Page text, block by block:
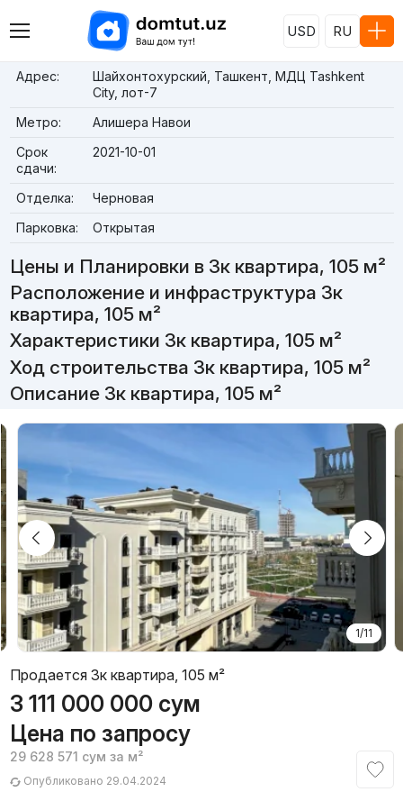
USD RU
Адрес:
Шайхонтохурский, Ташкент, МДЦ Tashkent
City, лот-7
Метро:
Алишера Навои
Срок
сдачи:
2021-10-01
Отделка:
Черновая
Парковка:
Открытая
Цены и Планировки в 3к квартира, 105 м²
Расположение и инфраструктура 3к
квартира, 105 м²
Характеристики 3к квартира, 105 м²
Ход строительства 3к квартира, 105 м²
Описание 3к квартира, 105 м²
1/11
Продается 3к квартира, 105 м²
3 111 000 000 сум
Цена по запросу
29 628 571 сум за м²
Опубликовано 29.04.2024